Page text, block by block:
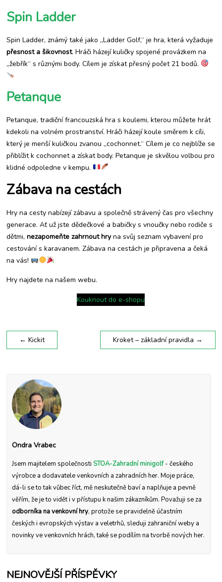
Spin Ladder
Spin Ladder, známý také jako „Ladder Golf,“ je hra, která vyžaduje
přesnost a šikovnost. Hráči házejí kuličky spojené provázkem na
„žebřík“ s různými body. Cílem je získat přesný počet 21 bodů.
Petanque
Petanque, tradiční francouzská hra s koulemi, kterou můžete hrát
kdekoli na volném prostranství. Hráči házejí koule směrem k cíli,
který je menší kuličkou zvanou „cochonnet.“ Cílem je co nejblíže se
přiblížit k cochonnet a získat body. Petanque je skvělou volbou pro
klidné odpoledne v kempu.
Zábava na cestách
Hry na cesty nabízejí zábavu a společně strávený čas pro všechny
generace. Ať už jste dědečkové a babičky s vnoučky nebo rodiče s
dětmi,nezapomeňte zahrnout hryna svůj seznam vybavení pro
cestování s karavanem. Zábava na cestách je připravena a čeká
na vás!
Hry najdete na našem webu.
Kouknout do e-shopu
← Kickit Kroket – základní pravidla →
Ondra Vrabec
Jsem majitelem společnosti STOA-Zahradní minigolf- českého
výrobce a dodavatele venkovních a zahradních her. Moje práce,
dá-li se to tak vůbec říct, mě neskutečně baví a naplňuje a pevně
věřím, že je to vidět i v přístupu k našim zákazníkům. Považuji se za
odborníka na venkovní hry, protože se pravidelně účastním
českých i evropských výstav a veletrhů, sleduji zahraniční weby a
novinky ve venkovních hrách, také se podílím na tvorbě nových her.
NEJNOVĚJŠÍ PŘÍSPĚVKY